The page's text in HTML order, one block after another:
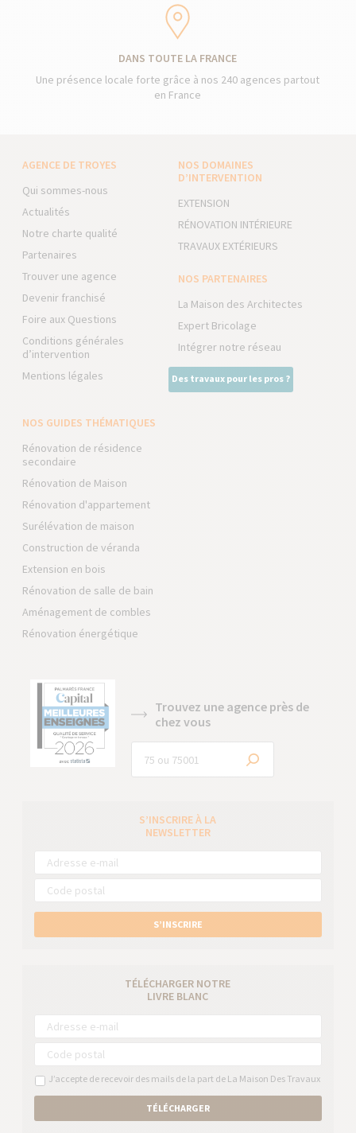
DANS TOUTE LA FRANCE
Une présence locale forte grâce à nos 240 agences partout
en France
AGENCE DE TROYES
Qui sommes-nous
Actualités
Notre charte qualité
Partenaires
Trouver une agence
Devenir franchisé
Foire aux Questions
Conditions générales
d’intervention
Mentions légales
NOS DOMAINES
D’INTERVENTION
EXTENSION
RÉNOVATION INTÉRIEURE
TRAVAUX EXTÉRIEURS
NOS PARTENAIRES
La Maison des Architectes
Expert Bricolage
Intégrer notre réseau
Des travaux pour les pros ?
NOS GUIDES THÉMATIQUES
Rénovation de résidence
secondaire
Rénovation de Maison
Rénovation d'appartement
Surélévation de maison
Construction de véranda
Extension en bois
Rénovation de salle de bain
Aménagement de combles
Rénovation énergétique
Trouvez une agence près de
chez vous
S’INSCRIRE À LA
NEWSLETTER
S’INSCRIRE
TÉLÉCHARGER NOTRE
LIVRE BLANC
J’accepte de recevoir des mails de la part de La Maison Des Travaux
TÉLÉCHARGER